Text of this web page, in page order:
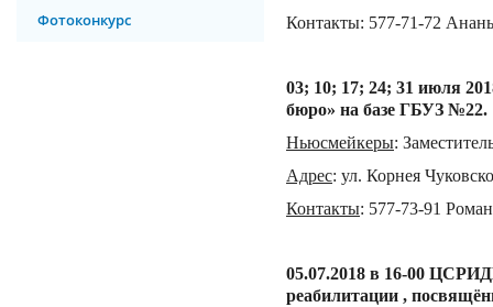
Фотоконкурс
Контакты: 577-71-72
03; 10; 17; 24; 31 июля
бюро» на базе ГБУЗ №22.
Ньюсмейкеры:
Адрес: ул. Корнея
Контакты: 577-73-91
05.07.2018 в 16-00
реабилитации ,